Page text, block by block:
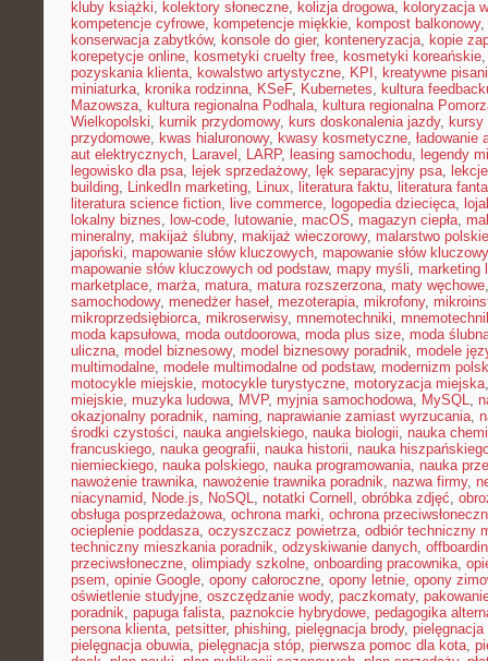
kluby książki, kolektory słoneczne, kolizja drogowa, koloryzacja
kompetencje cyfrowe, kompetencje miękkie, kompost balkonowy,
konserwacja zabytków, konsole do gier, konteneryzacja, kopie
korepetycje online, kosmetyki cruelty free, kosmetyki koreańskie
pozyskania klienta, kowalstwo artystyczne, KPI , kreatywne
miniaturka, kronika rodzinna, KSeF, Kubernetes, kultura
Mazowsza, kultura regionalna Podhala, kultura regionalna
Wielkopolski, kurnik przydomowy, kurs doskonalenia jazdy, kursy
przydomowe, kwas hialuronowy, kwasy kosmetyczne, ładowanie
aut elektrycznych, Laravel , LARP, leasing samochodu, legendy
legowisko dla psa, lejek sprzedażowy, lęk separacyjny psa,
building, LinkedIn marketing, Linux, literatura faktu, literatura
literatura science fiction, live commerce, logopedia dziecięca,
lokalny biznes, low-code, lutowanie, macOS, magazyn ciepła,
mineralny, makijaż ślubny, makijaż wieczorowy, malarstwo polskie
japoński, mapowanie słów kluczowych, mapowanie słów
mapowanie słów kluczowych od podstaw, mapy myśli, marketing
marketplace, marża, matura, matura rozszerzona, maty węchowe
samochodowy, menedżer haseł, mezoterapia, mikrofony,
mikroprzedsiębiorca, mikroserwisy, mnemotechniki,
moda kapsułowa, moda outdoorowa, moda plus size, moda
uliczna, model biznesowy, model biznesowy poradnik, modele
multimodalne, modele multimodalne od podstaw, modernizm
motocykle miejskie, motocykle turystyczne, motoryzacja miejska
miejskie, muzyka ludowa, MVP, myjnia samochodowa, MySQL,
okazjonalny poradnik, naming, naprawianie zamiast wyrzucania,
środki czystości, nauka angielskiego, nauka biologii, nauka
francuskiego, nauka geografii, nauka historii, nauka
niemieckiego, nauka polskiego, nauka programowania, nauka
nawożenie trawnika, nawożenie trawnika poradnik, nazwa firmy,
niacynamid, Node.js, NoSQL, notatki Cornell , obróbka zdjęć,
obsługa posprzedażowa, ochrona marki, ochrona
ocieplenie poddasza, oczyszczacz powietrza, odbiór techniczny
techniczny mieszkania poradnik, odzyskiwanie danych,
przeciwsłoneczne, olimpiady szkolne, onboarding pracownika,
psem, opinie Google, opony całoroczne, opony letnie, opony
oświetlenie studyjne, oszczędzanie wody, paczkomaty,
poradnik, papuga falista, paznokcie hybrydowe, pedagogika
persona klienta, petsitter, phishing, pielęgnacja brody, pielęgnacja
pielęgnacja obuwia, pielęgnacja stóp, pierwsza pomoc dla kota,